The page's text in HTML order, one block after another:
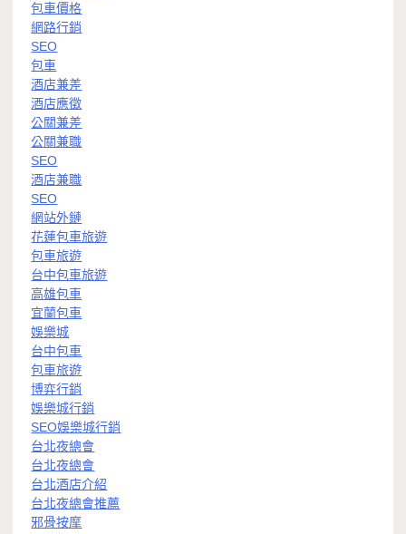
包車價格
網路行銷
SEO
包車
酒店兼差
酒店應徵
公關兼差
公關兼職
SEO
酒店兼職
SEO
網站外鏈
花蓮包車旅遊
包車旅遊
台中包車旅遊
高雄包車
宜蘭包車
娛樂城
台中包車
包車旅遊
博弈行銷
娛樂城行銷
SEO娛樂城行銷
台北夜總會
台北夜總會
台北酒店介紹
台北夜總會推薦
邪骨按摩